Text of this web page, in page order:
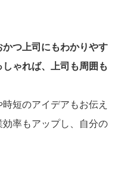
つ上司にもわかりやす
ゃれば、上司も周囲も
短のアイデアもお伝え
率もアップし、自分の